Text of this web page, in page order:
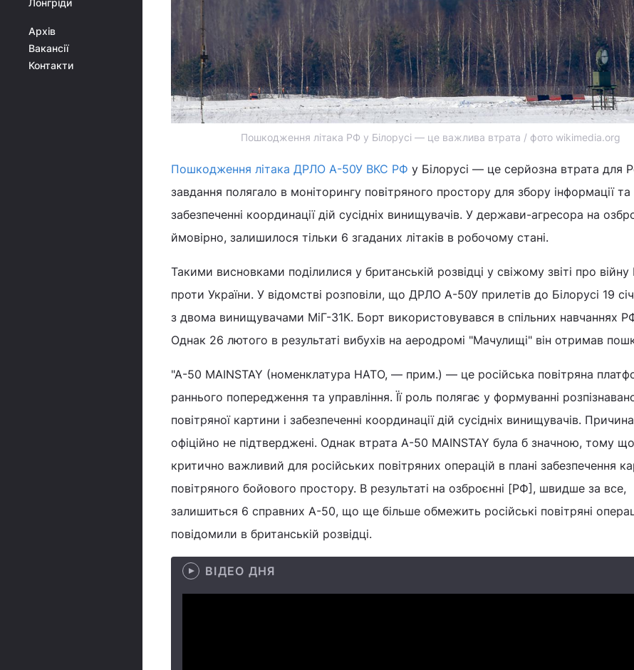
Лонгріди
Архів
Вакансії
Контакти
Пошкодження літака РФ у Білорусі — це важлива втрата / фото wikimedia.org
Пошкодження літака ДРЛО А-50У ВКС РФ у Білорусі — це серйозна втрата для
завдання полягало в моніторингу повітряного простору для збору інформації та
забезпеченні координації дій сусідніх винищувачів. У держави-агресора на
ймовірно, залишилося тільки 6 згаданих літаків в робочому стані.
Такими висновками поділилися у британській розвідці у свіжому звіті про війну
проти України. У відомстві розповіли, що ДРЛО А-50У прилетів до Білорусі 19
з двома винищувачами МіГ-31К. Борт використовувався в спільних навчаннях
Однак 26 лютого в результаті вибухів на аеродромі "Мачулищі" він отримав
"A-50 MAINSTAY (номенклатура НАТО, — прим.) — це російська повітряна
раннього попередження та управління. Її роль полягає у формуванні
повітряної картини і забезпеченні координації дій сусідніх винищувачів.
офіційно не підтверджені. Однак втрата А-50 MAINSTAY була б значною, тому що
критично важливий для російських повітряних операцій в плані забезпечення
повітряного бойового простору. В результаті на озброєнні [РФ], швидше за все,
залишиться 6 справних А-50, що ще більше обмежить російські повітряні
повідомили в британській розвідці.
ВІДЕО ДНЯ